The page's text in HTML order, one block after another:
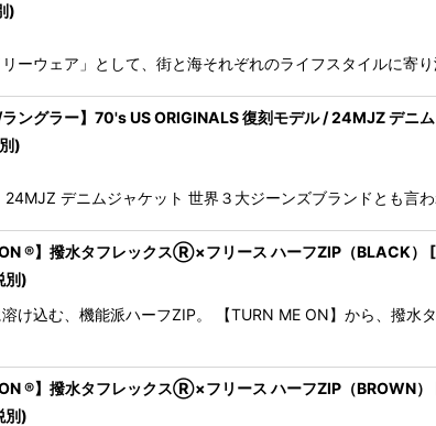
)
リーウェア」として、街と海それぞれのライフスタイルに
ングラー】70's US ORIGINALS 復刻モデル / 24MJZ デニム
)
24MJZ デニムジャケット 世界３大ジーンズブランドとも
ON ®】撥水タフレックスⓇ×フリース ハーフZIP（BLACK） [
別)
け込む、機能派ハーフZIP。 【TURN ME ON】から、撥
ON ®】撥水タフレックスⓇ×フリース ハーフZIP（BROWN）
別)